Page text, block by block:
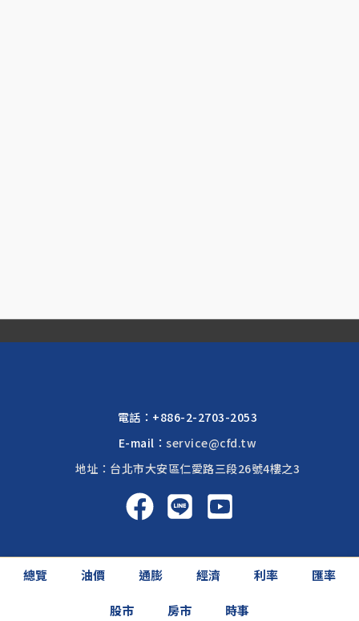
總覽 油價 通膨 經濟 利率 匯率
股市 房市 時事
電話： +886-2-2703-2053
E-mail：service@cfd.tw
地址：台北市大安區仁愛路三段26號4樓之3
啟富達國際 2026 © All rights reserved.
網頁設計公司
: 振作國際